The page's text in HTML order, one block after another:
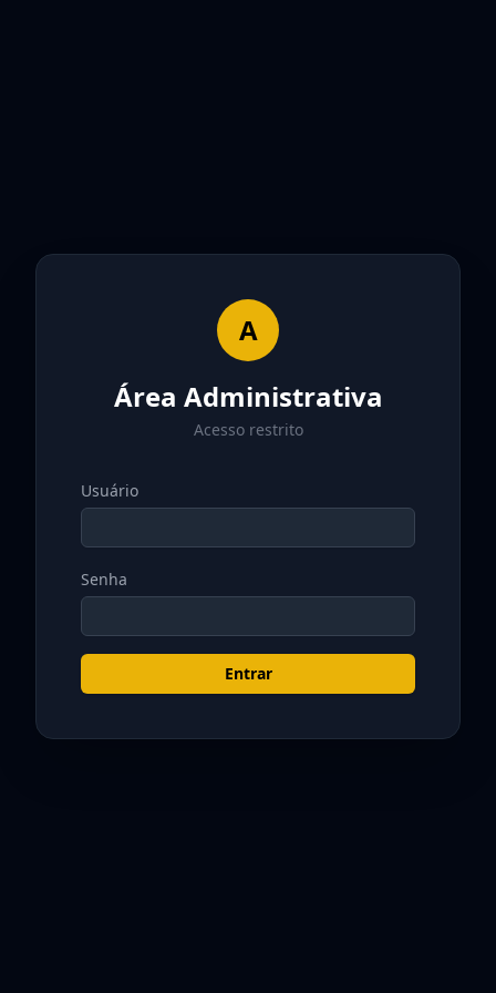
A
Área Administrativa
Acesso restrito
Usuário
Senha
Entrar